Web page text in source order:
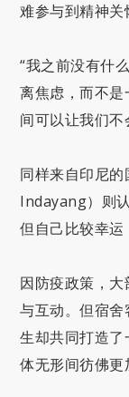
难参与到精神关
“我之前没有什
离焦虑，而不
间可以让我们不
同样来自印尼
Indayang）则
但自己比较幸运
因防疫政策，
与互动。但宿
生却共同打造了
体无形间彷佛更